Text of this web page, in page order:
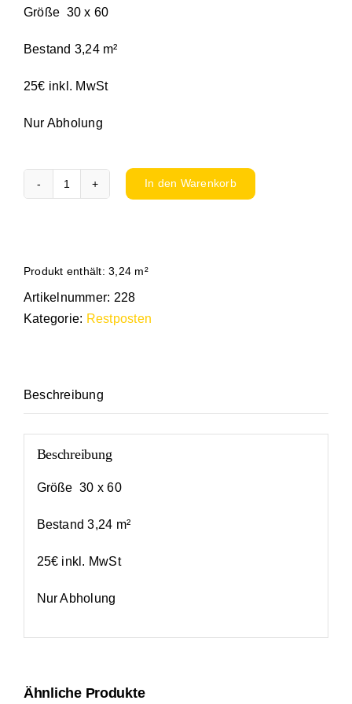
Größe 30 x 60
Bestand 3,24 m²
25€ inkl. MwSt
Nur Abholung
Bodenfliese
In den Warenkorb
Produkt enthält: 3,24 m²
Artikelnummer: 228
Kategorie: Restposten
Beschreibung
Beschreibung
Größe 30 x 60
Bestand 3,24 m²
25€ inkl. MwSt
Nur Abholung
Ähnliche Produkte